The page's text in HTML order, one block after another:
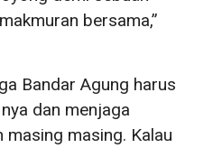
bersama,”
Bandar Agung harus
dan menjaga
masing. Kalau